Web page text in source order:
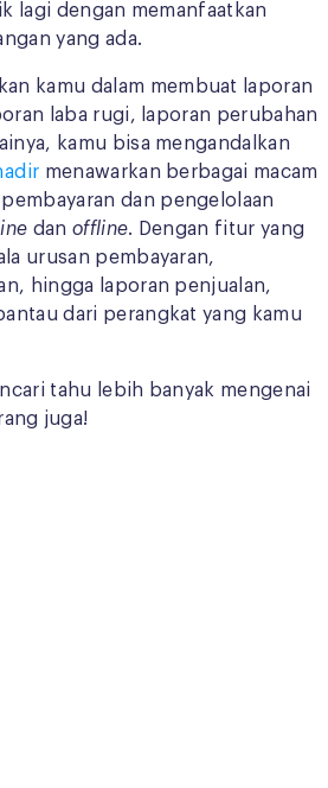
lagi dengan memanfaatkan
yang ada.
kamu dalam membuat laporan
laba rugi, laporan perubahan
kamu bisa mengandalkan
menawarkan berbagai macam
dan pengelolaan
dan offline. Dengan fitur yang
urusan pembayaran,
hingga laporan penjualan,
dari perangkat yang kamu
tahu lebih banyak mengenai
juga!